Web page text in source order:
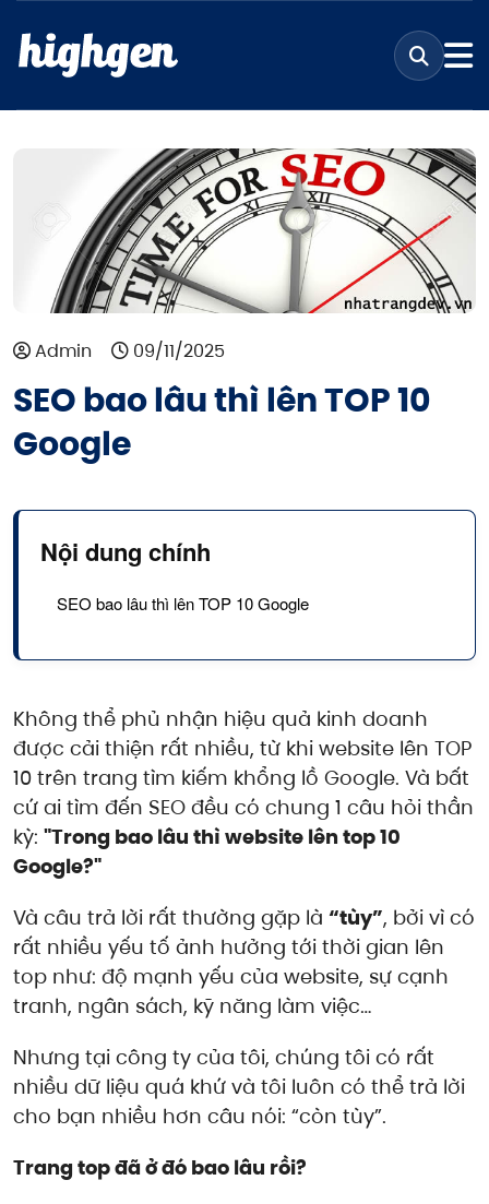
Admin 09/11/2025
SEO bao lâu thì lên TOP 10
Google
Nội dung chính
SEO bao lâu thì lên TOP 10 Google
Không thể phủ nhận hiệu quả kinh doanh
được cải thiện rất nhiều, từ khi website lên TOP
10 trên trang tìm kiếm khổng lồ Google. Và bất
cứ ai tìm đến SEO đều có chung 1 câu hỏi thần
kỳ: "Trong bao lâu thì website lên top 10
Google?"
Và câu trả lời rất thường gặp là “tùy”, bởi vì có
rất nhiều yếu tố ảnh hưởng tới thời gian lên
top như: độ mạnh yếu của website, sự cạnh
tranh, ngân sách, kỹ năng làm việc…
Nhưng tại công ty của tôi, chúng tôi có rất
nhiều dữ liệu quá khứ và tôi luôn có thể trả lời
cho bạn nhiều hơn câu nói: “còn tùy”.
Trang top đã ở đó bao lâu rồi?